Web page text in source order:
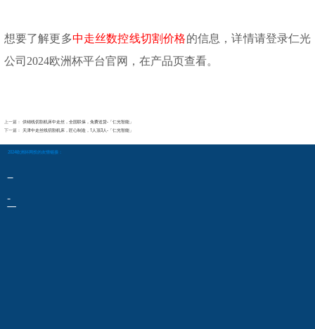
想要了解更多中走丝数控线切割价格的信息，详情请登录仁光
公司2024欧洲杯平台官网，在产品页查看。
上一篇： 供销线切割机床中走丝，全国联保，免费送货-「仁光智能」
下一篇： 天津中走丝线切割机床，匠心制造，1人顶3人-「仁光智能」
2024欧洲杯网投的友情链接：